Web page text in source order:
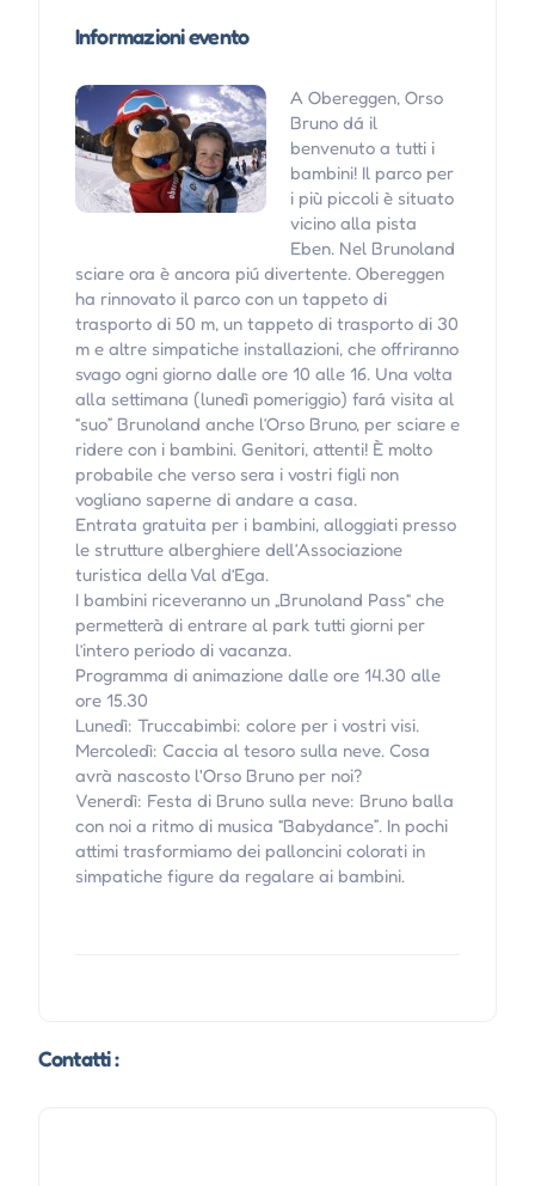
Informazioni evento
A Obereggen, Orso
Bruno dá il
benvenuto a tutti i
bambini! Il parco per
i più piccoli è situato
vicino alla pista
Eben. Nel Brunoland
sciare ora è ancora piú divertente. Obereggen
ha rinnovato il parco con un tappeto di
trasporto di 50 m, un tappeto di trasporto di 30
m e altre simpatiche installazioni, che offriranno
svago ogni giorno dalle ore 10 alle 16. Una volta
alla settimana (lunedì pomeriggio) fará visita al
“suo” Brunoland anche l‘Orso Bruno, per sciare e
ridere con i bambini. Genitori, attenti! È molto
probabile che verso sera i vostri figli non
vogliano saperne di andare a casa.
Entrata gratuita per i bambini, alloggiati presso
le strutture alberghiere dell‘Associazione
turistica della Val d’Ega.
I bambini riceveranno un „Brunoland Pass“ che
permetterà di entrare al park tutti giorni per
l’intero periodo di vacanza.
Programma di animazione dalle ore 14.30 alle
ore 15.30
Lunedì: Truccabimbi: colore per i vostri visi.
Mercoledì: Caccia al tesoro sulla neve. Cosa
avrà nascosto l'Orso Bruno per noi?
Venerdì: Festa di Bruno sulla neve: Bruno balla
con noi a ritmo di musica “Babydance”. In pochi
attimi trasformiamo dei palloncini colorati in
simpatiche figure da regalare ai bambini.
Contatti :